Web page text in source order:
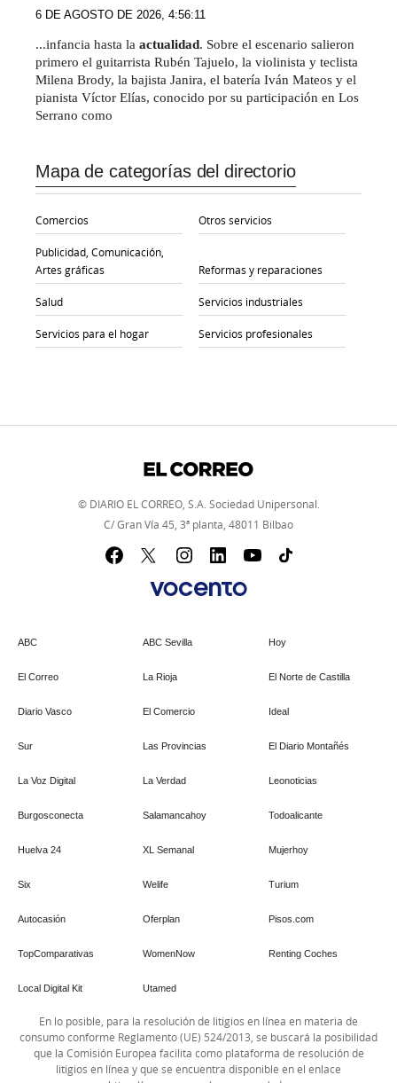
6 DE AGOSTO DE 2026, 4:56:11
...infancia hasta la actualidad. Sobre el escenario salieron
primero el guitarrista Rubén Tajuelo, la violinista y teclista
Milena Brody, la bajista Janira, el batería Iván Mateos y el
pianista Víctor Elías, conocido por su participación en Los
Serrano como
Mapa de categorías del directorio
Comercios Otros servicios
Publicidad, Comunicación,
Artes gráficas
Reformas y reparaciones
Salud Servicios industriales
Servicios para el hogar Servicios profesionales
© DIARIO EL CORREO, S.A. Sociedad Unipersonal.
C/ Gran Vía 45, 3ª planta, 48011 Bilbao
ABC ABC Sevilla Hoy
El Correo La Rioja El Norte de Castilla
Diario Vasco El Comercio Ideal
Sur Las Provincias El Diario Montañés
La Voz Digital La Verdad Leonoticias
Burgosconecta Salamancahoy Todoalicante
Huelva 24 XL Semanal Mujerhoy
Six Welife Turium
Autocasión Oferplan Pisos.com
TopComparativas WomenNow Renting Coches
Local Digital Kit Utamed
En lo posible, para la resolución de litigios en línea en materia de
consumo conforme Reglamento (UE) 524/2013, se buscará la posibilidad
que la Comisión Europea facilita como plataforma de resolución de
litigios en línea y que se encuentra disponible en el enlace